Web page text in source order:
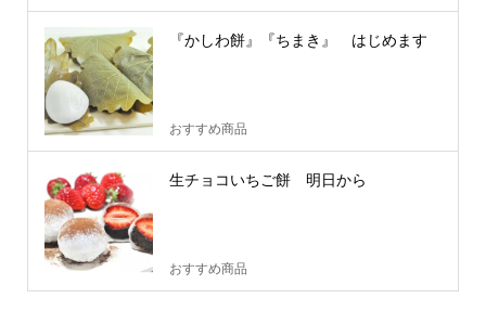
『かしわ餅』『ちまき』 はじめます
おすすめ商品
生チョコいちご餅 明日から
おすすめ商品